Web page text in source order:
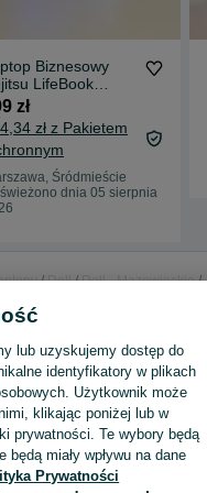
jest od specyfikacji
Biznesowy
LifeBook
|14"| i5-10gen
256GB SSD |
IPS | Rok
| MEGA
zł
zł z Pakietem
Śródmieście
dnia 05 sierpnia
Dell
Dell - Mazowieckie
Wyświetlenia:
Wyślij wiadomość
lub uzyskujemy dostęp do
identyfikatory w plikach
Użytkownik może
klikając poniżej lub w
prywatności. Te wybory będą
miały wpływu na dane
Prywatności